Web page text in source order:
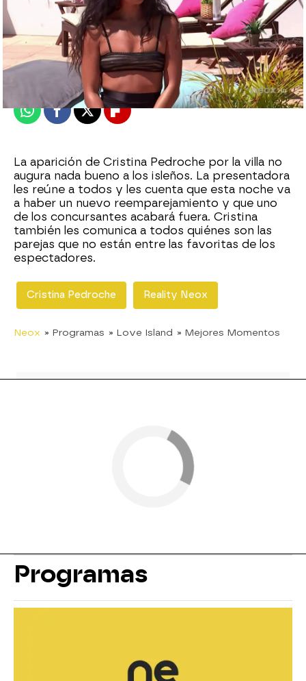
neox
Publicado: 21 de abril de 2021, 21:33
WhatsappFacebook
X Flipboard
La aparición de Cristina Pedroche por la villa no
augura nada bueno a los isleños. La presentadora
les reúne a todos y les cuenta que esta noche va
a haber un nuevo reemparejamiento y que uno
de los concursantes acabará fuera. Cristina
también les comunica a todos quiénes son las
parejas que no están entre las favoritas de los
espectadores.
Cristina Pedroche Reality Neox
Neox » Programas » Love Island » Mejores Momentos
Programas